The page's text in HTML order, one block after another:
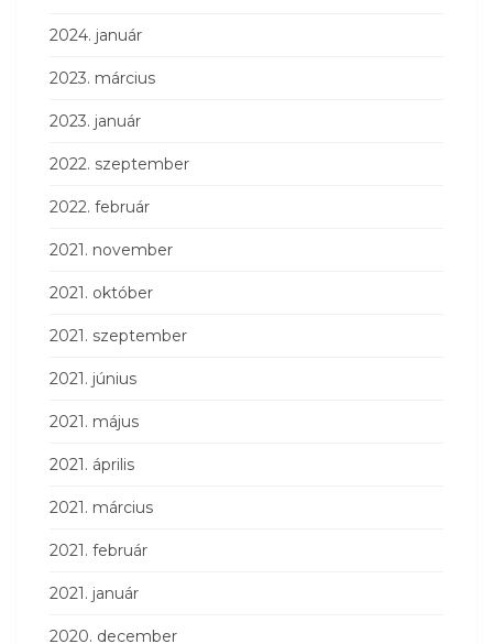
2024. január
2023. március
2023. január
2022. szeptember
2022. február
2021. november
2021. október
2021. szeptember
2021. június
2021. május
2021. április
2021. március
2021. február
2021. január
2020. december